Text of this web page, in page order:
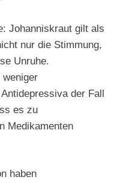
Johanniskraut gilt als
nur die Stimmung,
Unruhe.
weniger
der Fall
es zu
Medikamenten
haben